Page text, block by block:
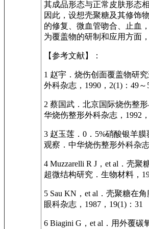
其成品形态与正常皮肤形态
因此，设想壳聚糖及其修饰
的修复、微血管吻合、止血
为覆盖物的研制和应用方面
【参考文献】：
1 赵宇．烧伤创面覆盖物研
外科杂志，1990，2(1)：49～
2 蔡国武．北京国际烧伤整
华烧伤整形外科杂志，1992
3 赵玉莲．0．5%硝酸银羊
观察．中华烧伤整形外科杂
4 Muzzarelli R J，et al．壳聚
超微结构研究．生物材料，
5 Sau KN，et al．壳聚糖在
眼科杂志，1987，19(1)：31
6 Biagini G，et al．用外覆碳